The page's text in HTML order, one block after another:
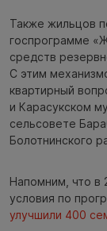
Также жильцов
госпрограмме
средств
С этим
квартирный
и Карасукском
сельсовете
Болотнинского
Напомним, что в
условия по
улучшили 400